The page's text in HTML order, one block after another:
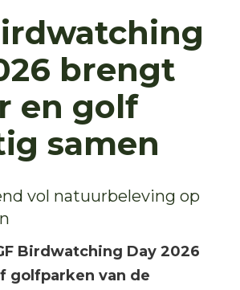
brengt
en golf
samen
vol natuurbeleving op
Birdwatching Day 2026
golfparken van de